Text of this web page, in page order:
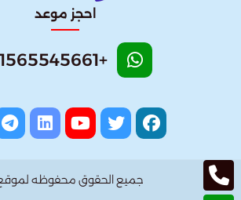
احجز موعد
+971565545661
جميع الحقوق محفوظه